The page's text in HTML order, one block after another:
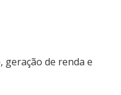
geração de renda e